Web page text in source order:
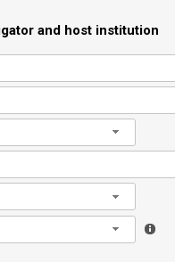
and host institution